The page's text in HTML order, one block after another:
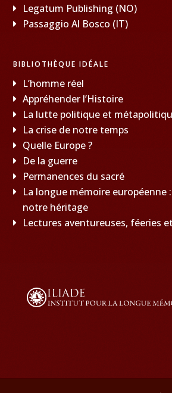
Legatum Publishing (NO)
Passaggio Al Bosco (IT)
BIBLIOTHÈQUE IDÉALE
L’homme réel
Appréhender l’Histoire
La lutte politique et
La crise de notre temps
Quelle Europe ?
De la guerre
Permanences du sacré
La longue mémoire européenne
notre héritage
Lectures aventureuses, féeries